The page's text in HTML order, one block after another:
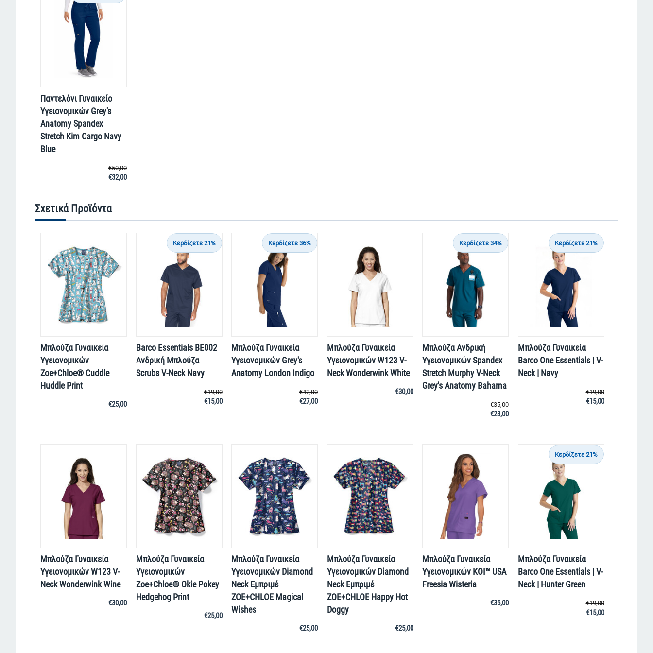
Παντελόνι Γυναικείο
Υγειονομικών Grey's
Anatomy Spandex
Stretch Kim Cargo Navy
Blue
€50,00
€32,00
Σχετικά Προϊόντα
Μπλούζα Γυναικεία
Yγειονομικών
Zoe+Chloe® Cuddle
Huddle Print
€25,00
Κερδίζετε 21%
Barco Essentials BE002
Ανδρική Μπλούζα
Scrubs V-Neck Navy
€19,00
€15,00
Κερδίζετε 36%
Μπλούζα Γυναικεία
Yγειονομικών Grey's
Anatomy London Indigo
€42,00
€27,00
Μπλούζα Γυναικεία
Yγειονομικών W123 V-
Neck Wonderwink White
€30,00
Κερδίζετε 34%
Μπλούζα Ανδρική
Υγειονομικών Spandex
Stretch Murphy V-Neck
Grey's Anatomy Bahama
€35,00
€23,00
Κερδίζετε 21%
Μπλούζα Γυναικεία
Barco One Essentials | V-
Neck | Navy
€19,00
€15,00
Μπλούζα Γυναικεία
Yγειονομικών W123 V-
Neck Wonderwink Wine
€30,00
Μπλούζα Γυναικεία
Yγειονομικών
Zoe+Chloe® Okie Pokey
Hedgehog Print
€25,00
Μπλούζα Γυναικεία
Yγειονομικών Diamond
Neck Εμπριμέ
ZOE+CHLOE Magical
Wishes
€25,00
Μπλούζα Γυναικεία
Yγειονομικών Diamond
Neck Εμπριμέ
ZOE+CHLOE Happy Hot
Doggy
€25,00
Μπλούζα Γυναικεία
Υγειονομικών KOI™ USA
Freesia Wisteria
€36,00
Κερδίζετε 21%
Μπλούζα Γυναικεία
Barco One Essentials | V-
Neck | Hunter Green
€19,00
€15,00